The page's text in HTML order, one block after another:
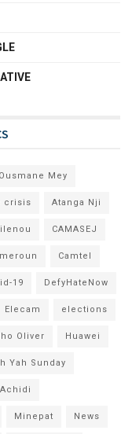
Mey
crisis Atanga Nji
CAMASEJ
Camtel
19 DefyHateNow
Elecam elections
Oliver Huawei
Yah Sunday
Minepat News